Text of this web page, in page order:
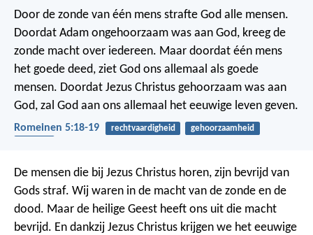
Door de zonde van één mens strafte God alle mensen.
Doordat Adam ongehoorzaam was aan God, kreeg de
zonde macht over iedereen. Maar doordat één mens
het goede deed, ziet God ons allemaal als goede
mensen. Doordat Jezus Christus gehoorzaam was aan
God, zal God aan ons allemaal het eeuwige leven geven.
Romeinen 5:18-19 rechtvaardigheid
gehoorzaamheid
De mensen die bij Jezus Christus horen, zijn bevrijd van
Gods straf. Wij waren in de macht van de zonde en de
dood. Maar de heilige Geest heeft ons uit die macht
bevrijd. En dankzij Jezus Christus krijgen we het eeuwige